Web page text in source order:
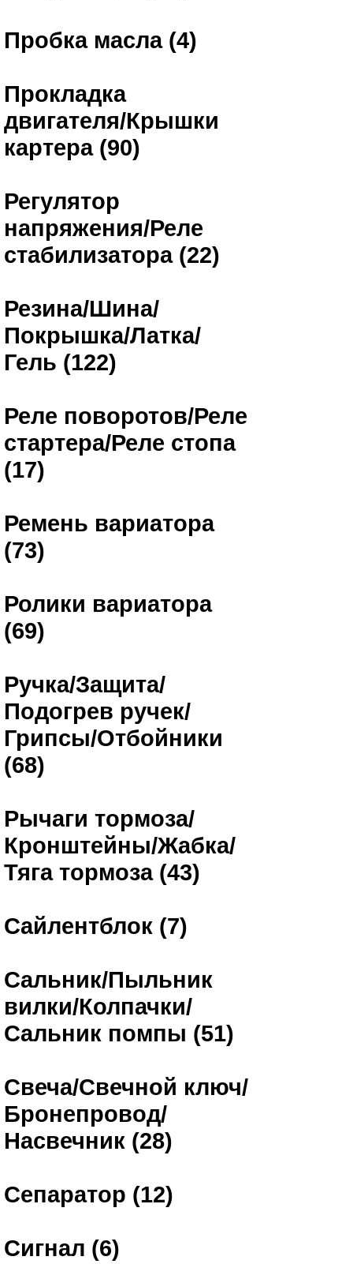
Пробка масла (4)
Прокладка
двигателя/Крышки
картера (90)
Регулятор
напряжения/Реле
стабилизатора (22)
Резина/Шина/
Покрышка/Латка/
Гель (122)
Реле поворотов/Реле
стартера/Реле стопа
(17)
Ремень вариатора
(73)
Ролики вариатора
(69)
Ручка/Защита/
Подогрев ручек/
Грипсы/Отбойники
(68)
Рычаги тормоза/
Кронштейны/Жабка/
Тяга тормоза (43)
Сайлентблок (7)
Сальник/Пыльник
вилки/Колпачки/
Сальник помпы (51)
Свеча/Свечной ключ/
Бронепровод/
Насвечник (28)
Сепаратор (12)
Сигнал (6)